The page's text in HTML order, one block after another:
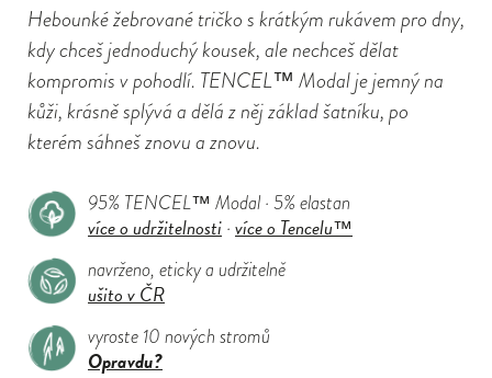
Hebounké žebrované tričko s krátkým rukávem pro dny,
kdy chceš jednoduchý kousek, ale nechceš dělat
kompromis v pohodlí. TENCEL™ Modal je jemný na
kůži, krásně splývá a dělá z něj základ šatníku, po
kterém sáhneš znovu a znovu.
95% TENCEL™ Modal · 5% elastan
více o udržitelnosti · více o Tencelu™
navrženo, eticky a udržitelně
ušito v ČR
vyroste 10 nových stromů
Opravdu?